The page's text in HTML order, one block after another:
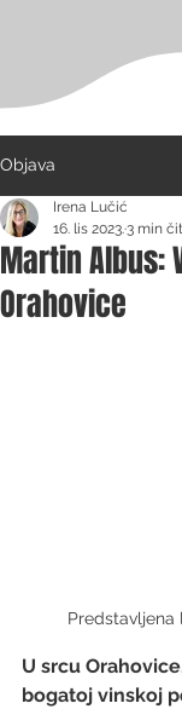
Objava
Martin Albus:
Orahovice
Irena Lučić
16. lis 2023. 3 min
Predstavljena
U srcu
bogatoj vinskoj